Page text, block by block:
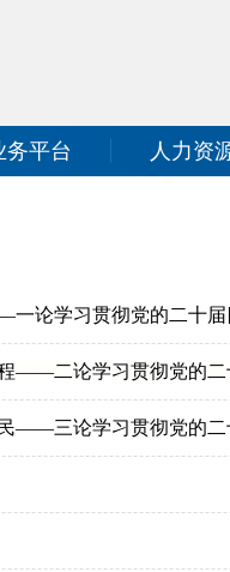
务平台 人力资
论学习贯彻党的二十届
——二论学习贯彻党的二
——三论学习贯彻党的二